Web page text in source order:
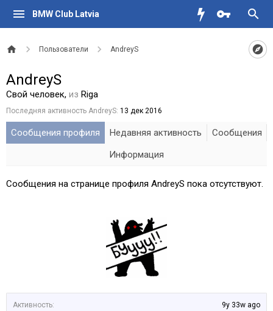
BMW Club Latvia
Пользователи AndreyS
Активность:
9y 33w ago
AndreyS
Свой человек, из Riga
Последняя активность AndreyS: 13 дек 2016
Сообщения профиля Недавняя активность
Сообщения
Информация
Сообщения на странице профиля AndreyS пока отсутствуют.